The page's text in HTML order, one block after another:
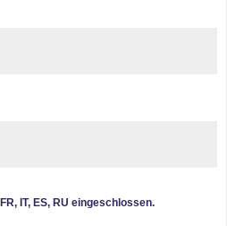
IT, ES, RU eingeschlossen.